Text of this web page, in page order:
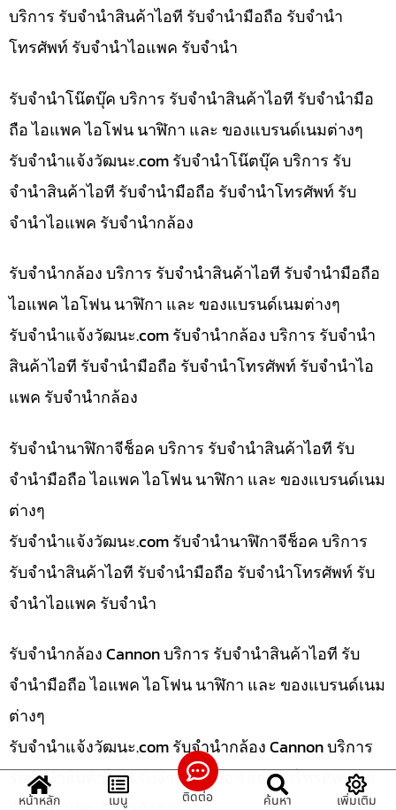
บริการ รับจำนำสินค้าไอที รับจำนำมือถือ รับจำนำ
โทรศัพท์ รับจำนำไอแพค รับจำนำ
รับจำนำโน๊ตบุ๊ค บริการ รับจำนำสินค้าไอที รับจำนำมือ
ถือ ไอแพค ไอโฟน นาฬิกา และ ของแบรนด์เนมต่างๆ
รับจํานําแจ้งวัฒนะ.com รับจำนำโน๊ตบุ๊ค บริการ รับ
จำนำสินค้าไอที รับจำนำมือถือ รับจำนำโทรศัพท์ รับ
จำนำไอแพค รับจำนำกล้อง
รับจำนำกล้อง บริการ รับจำนำสินค้าไอที รับจำนำมือถือ
ไอแพค ไอโฟน นาฬิกา และ ของแบรนด์เนมต่างๆ
รับจํานําแจ้งวัฒนะ.com รับจำนำกล้อง บริการ รับจำนำ
สินค้าไอที รับจำนำมือถือ รับจำนำโทรศัพท์ รับจำนำไอ
แพค รับจำนำกล้อง
รับจำนำนาฬิกาจีช็อค บริการ รับจำนำสินค้าไอที รับ
จำนำมือถือ ไอแพค ไอโฟน นาฬิกา และ ของแบรนด์เนม
ต่างๆ
รับจํานําแจ้งวัฒนะ.com รับจำนำนาฬิกาจีช็อค บริการ
รับจำนำสินค้าไอที รับจำนำมือถือ รับจำนำโทรศัพท์ รับ
จำนำไอแพค รับจำนำ
รับจำนำกล้อง Cannon บริการ รับจำนำสินค้าไอที รับ
จำนำมือถือ ไอแพค ไอโฟน นาฬิกา และ ของแบรนด์เนม
ต่างๆ
รับจํานําแจ้งวัฒนะ.com รับจำนำกล้อง Cannon บริการ
รับจำนำสินค้าไอที รับจำนำมือถือ รับจำนำโทรศัพท์ รับ
หน้าหลัก เมนู ติดต่อ ค้นหา เพิ่มเติม